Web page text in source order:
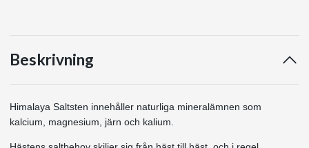
Beskrivning
Himalaya Saltsten innehåller naturliga mineralämnen som
kalcium, magnesium, järn och kalium.